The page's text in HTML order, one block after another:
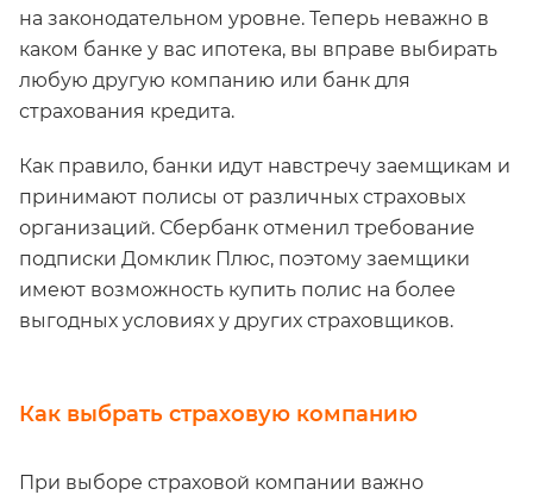
на законодательном уровне. Теперь неважно в
каком банке у вас ипотека, вы вправе выбирать
любую другую компанию или банк для
страхования кредита.
Как правило, банки идут навстречу заемщикам и
принимают полисы от различных страховых
организаций. Сбербанк отменил требование
подписки Домклик Плюс, поэтому заемщики
имеют возможность купить полис на более
выгодных условиях у других страховщиков.
Как выбрать страховую компанию
При выборе страховой компании важно